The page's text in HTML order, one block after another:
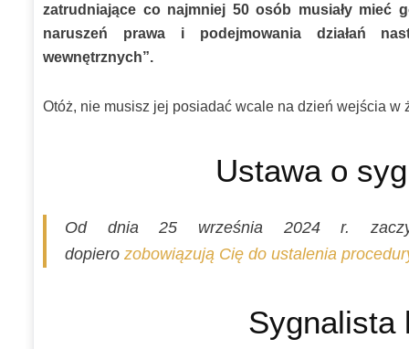
zatrudniające co najmniej 50 osób musiały mieć
naruszeń prawa i podejmowania działań
wewnętrznych”.
Otóż, nie musisz jej posiadać wcale na dzień wejścia w
Ustawa o
Od dnia 25 września 2024 r.
dopierozobowiązują Cię do ustalenia
Sygnalista